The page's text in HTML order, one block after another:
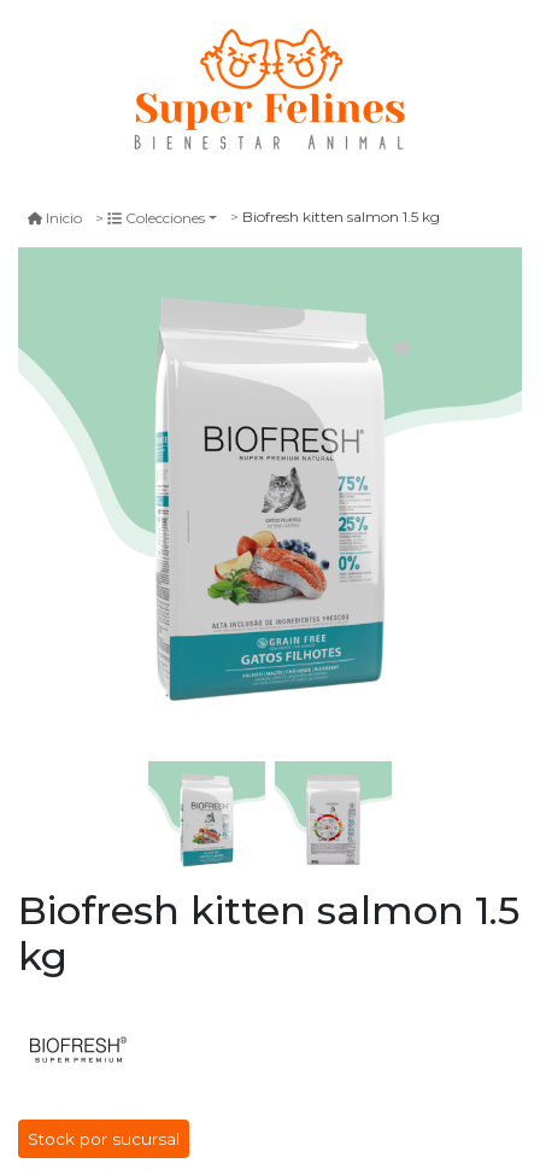
Inicio Colecciones Biofresh kitten salmon 1.5 kg
Biofresh kitten salmon 1.5
kg
Stock por sucursal